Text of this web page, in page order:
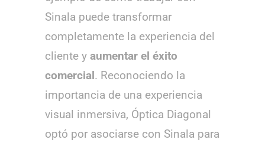
Sinala puede transformar
completamente la experiencia del
cliente y aumentar el éxito
comercial. Reconociendo la
importancia de una experiencia
visual inmersiva, Óptica Diagonal
optó por asociarse con Sinala para